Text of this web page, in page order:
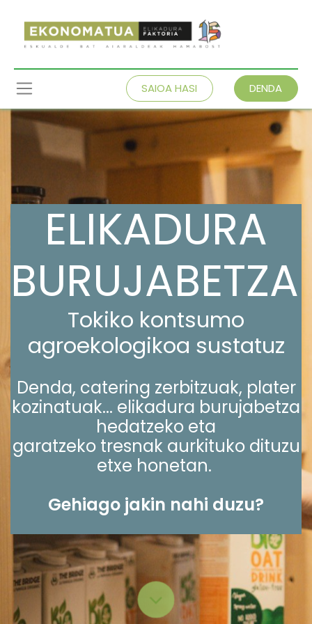
SAIOA HASI DENDA
ELIKADURA
BURUJABETZA
Tokiko kontsumo
agroekologikoa sustatuz
Denda, catering zerbitzuak, plater
kozinatuak... elikadura burujabetza
hedatzeko eta
garatzeko tresnak aurkituko dituzu
etxe honetan.
Gehiago jakin nahi duzu?